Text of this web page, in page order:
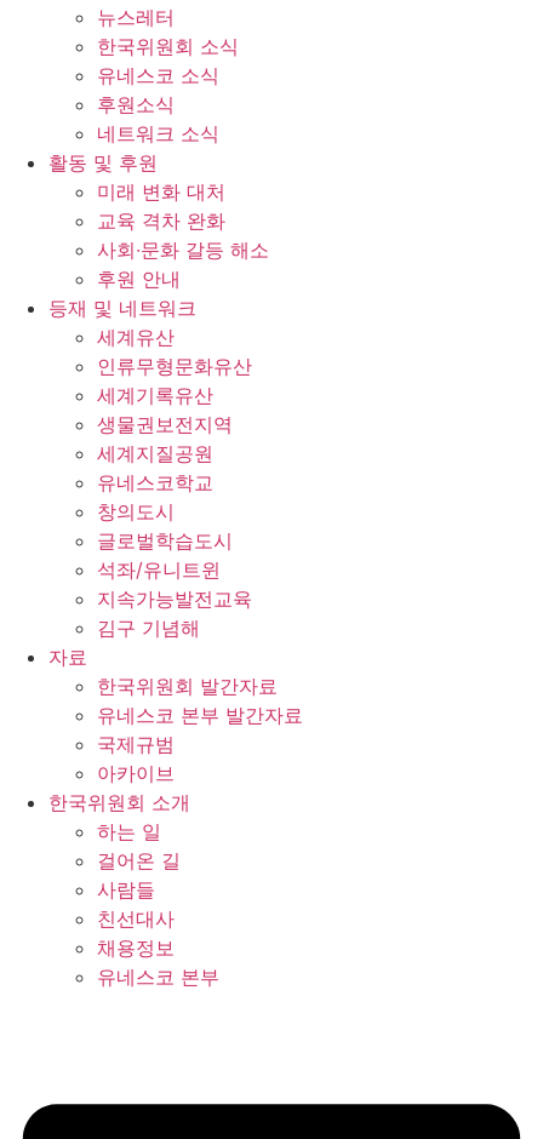
뉴스레터
한국위원회 소식
유네스코 소식
후원소식
네트워크 소식
활동 및 후원
미래 변화 대처
교육 격차 완화
사회∙문화 갈등 해소
후원 안내
등재 및 네트워크
세계유산
인류무형문화유산
세계기록유산
생물권보전지역
세계지질공원
유네스코학교
창의도시
글로벌학습도시
석좌/유니트윈
지속가능발전교육
김구 기념해
자료
한국위원회 발간자료
유네스코 본부 발간자료
국제규범
아카이브
한국위원회 소개
하는 일
걸어온 길
사람들
친선대사
채용정보
유네스코 본부